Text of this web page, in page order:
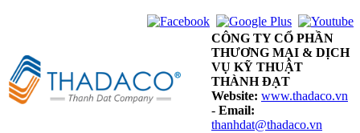
CÔNG TY CỔ PHẦN
THƯƠNG MẠI & DỊCH
VỤ KỸ THUẬT
THÀNH ĐẠT
Website: www.thadaco.vn
- Email:
thanhdat@thadaco.vn